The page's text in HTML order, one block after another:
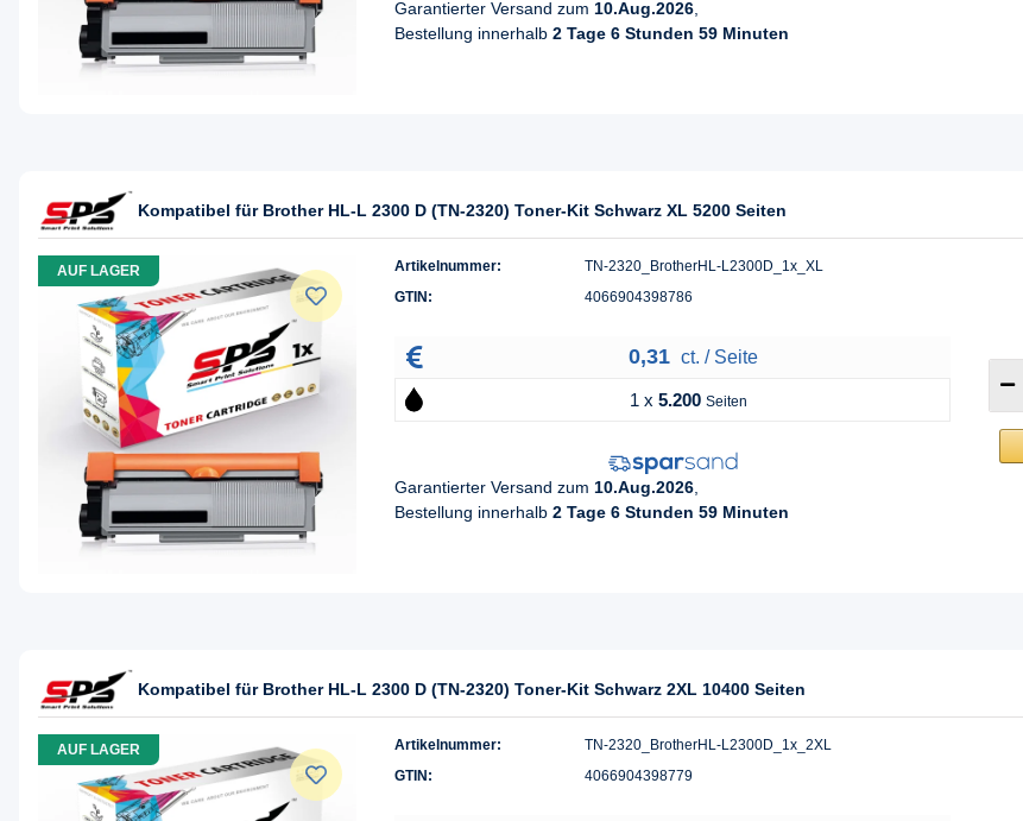
Garantierter Versand zum 10.Aug.2026
Bestellung innerhalb 2 Tage 6 Stunden 59 Minuten
Kompatibel für Brother HL-L 2300 D (TN-2320) Toner-Kit Schwarz XL 5200 Seiten
AUF LAGER Artikelnummer:
TN-2320_BrotherHL-L2300D_1x_XL
GTIN:
4066904398786
0,31 ct. / Seite
1 x 5.200 Seiten
Garantierter Versand zum 10.Aug.2026,
Bestellung innerhalb 2 Tage 6 Stunden 59 Minuten
Kompatibel für Brother HL-L 2300 D (TN-2320) Toner-Kit Schwarz 2XL 10400 Seiten
AUF LAGER Artikelnummer:
TN-2320_BrotherHL-L2300D_1x_2XL
GTIN:
4066904398779